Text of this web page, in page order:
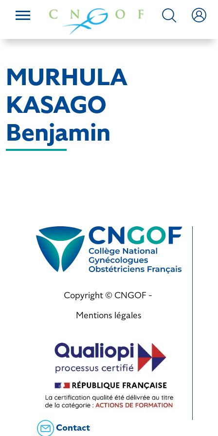
MURHULA
KASAGO
Benjamin
Copyright © CNGOF -
Mentions légales
Contact